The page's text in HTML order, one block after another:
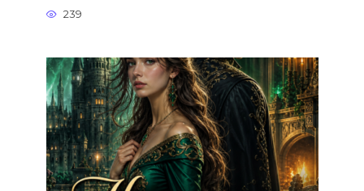
239